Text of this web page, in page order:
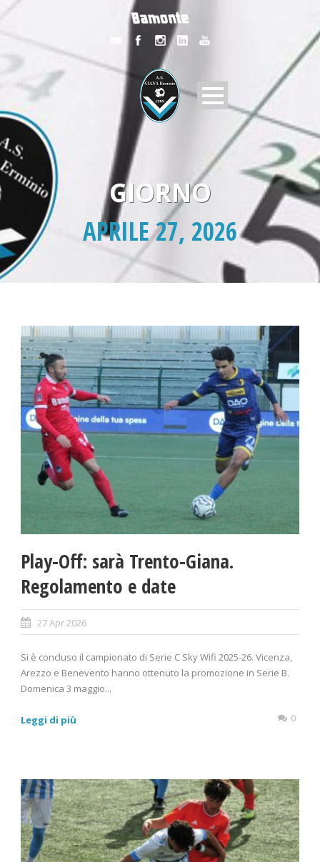
GIORNO
APRILE 27, 2026
Play-Off: sarà Trento-Giana.
Regolamento e date
27 Apr 2026
Si è concluso il campionato di Serie C Sky Wifi 2025-26. Vicenza,
Arezzo e Benevento hanno ottenuto la promozione in Serie B.
Domenica 3 maggio...
Leggi di più 0